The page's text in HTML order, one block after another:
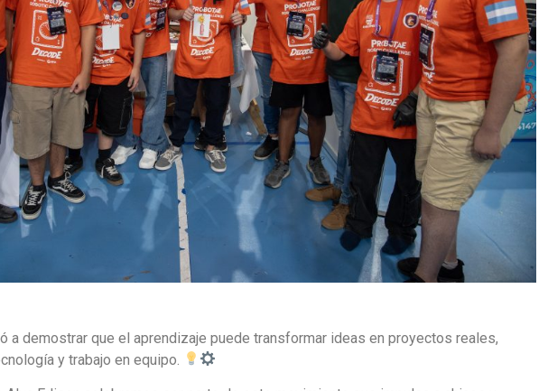
a demostrar que el aprendizaje puede transformar ideas en proyectos reales,
y trabajo en equipo.